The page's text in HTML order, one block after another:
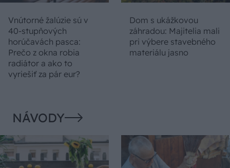
Vnútorné žalúzie sú v
40-stupňových
horúčavách pasca:
Prečo z okna robia
radiátor a ako to
vyriešiť za pár eur?
Dom s ukážkovou
záhradou: Majitelia mali
pri výbere stavebného
materiálu jasno
NÁVODY